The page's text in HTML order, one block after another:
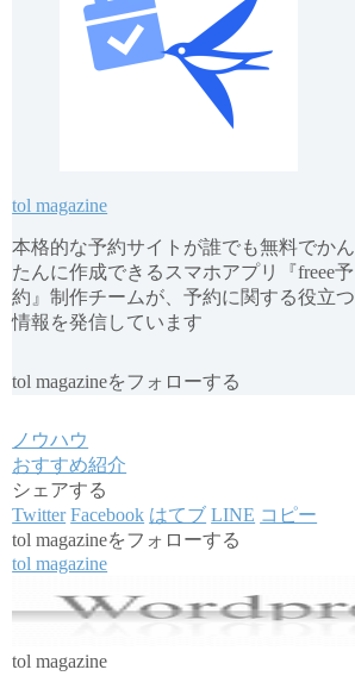
tol magazine
本格的な予約サイトが誰でも無料でかん
たんに作成できるスマホアプリ『freee予
約』制作チームが、予約に関する役立つ
情報を発信しています
tol magazineをフォローする
ノウハウ
おすすめ紹介
シェアする
Twitter Facebook はてブ LINE コピー
tol magazineをフォローする
tol magazine
tol magazine